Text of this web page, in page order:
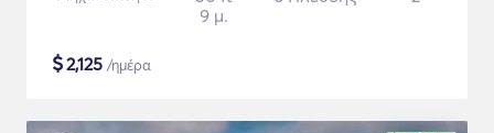
9 μ.
$2,125 /ημέρα